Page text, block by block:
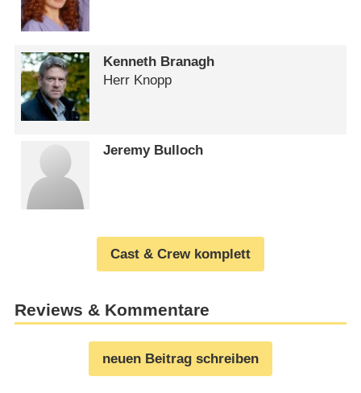
Kenneth Branagh
Herr Knopp
Jeremy Bulloch
Cast & Crew komplett
Reviews & Kommentare
neuen Beitrag schreiben